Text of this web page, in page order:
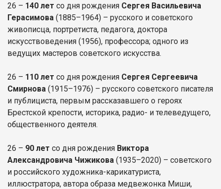
26 – 140 лет со дня рождения Сергея Васильевича
Герасимова (1885–1964) – русского и советского
живописца, портретиста, педагога, доктора
искусствоведения (1956), профессора; одного из
ведущих мастеров советского искусства.
26 – 110 лет со дня рождения Сергея Сергеевича
Смирнова (1915–1976) – русского советского писателя
и публициста, первым рассказавшего о героях
Брестской крепости, историка, радио- и телеведущего,
общественного деятеля.
26 – 90 лет со дня рождения Виктора
Александровича Чижикова (1935–2020) – советского
и российского художника-карикатуриста,
иллюстратора, автора образа медвежонка Миши,